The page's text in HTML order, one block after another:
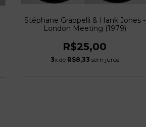
Stéphane Grappelli & Hank Jones -
London Meeting (1979)
R$25,00
3x de R$8,33 sem juros